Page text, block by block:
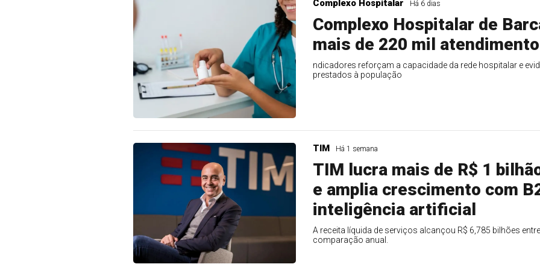
Complexo Hospitalar Há 6 dias
Complexo Hospitalar de
mais de 220 mil
ndicadores reforçam a capacidade da rede hospitalar e
prestados à população
TIM Há 1 semana
TIM lucra mais de R$ 1
e amplia crescimento com
inteligência artificial
A receita líquida de serviços alcançou R$ 6,785 bilhões
comparação anual.